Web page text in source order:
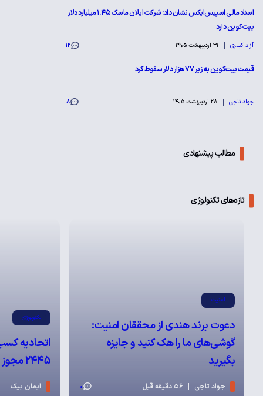
اسناد مالی اسپیس‌ایکس نشان داد: شرکت ایلان ماسک ۱.۴۵ میلیارد دلار
بیت‌کوین دارد
آزاد کبیری 31 اردیبهشت 1405 12
قیمت بیت‌کوین به زیر ۷۷ هزار دلار سقوط کرد
جواد تاجی 28 اردیبهشت 1405 8
مطالب پیشنهادی
تازه‌های تکنولوژی
امنیت
دعوت برند هندی از محققان امنیت:
گوشی‌های ما را هک کنید و جایزه
بگیرید
جواد تاجی 56 دقیقه قبل 0
تکنولوژی
اتحادیه
۲۴۴۵ مجوز صادر کرد
ایمان بیک